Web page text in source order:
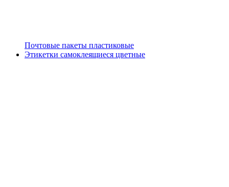
Почтовые пакеты пластиковые
Этикетки самоклеящиеся цветные